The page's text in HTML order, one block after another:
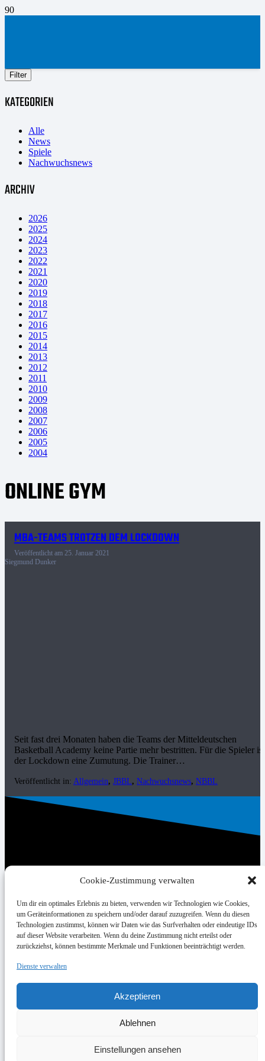
Cookie-Zustimmung verwalten
Um dir ein optimales Erlebnis zu bieten, verwenden wir Technologien wie Cookies,
um Geräteinformationen zu speichern und/oder darauf zuzugreifen. Wenn du diesen
Technologien zustimmst, können wir Daten wie das Surfverhalten oder eindeutige IDs
auf dieser Website verarbeiten. Wenn du deine Zustimmung nicht erteilst oder
zurückziehst, können bestimmte Merkmale und Funktionen beeinträchtigt werden.
Dienste verwalten
Akzeptieren
Ablehnen
Einstellungen ansehen
Filter
KATEGORIEN
Alle
News
Spiele
Nachwuchsnews
ARCHIV
2026
2025
2024
2023
2022
2021
2020
2019
2018
2017
2016
2015
2014
2013
2012
2011
2010
2009
2008
2007
2006
2005
2004
ONLINE GYM
MBA-TEAMS TROTZEN DEM LOCKDOWN
Veröffentlicht am 25. Januar 2021
Siegmund Dunker
Seit fast drei Monaten haben die Teams der Mitteldeutschen
Basketball Academy keine Partie mehr bestritten. Für die Spieler ist
der Lockdown eine Zumutung. Die Trainer…
Veröffentlicht in: Allgemein, JBBL, Nachwuchsnews, NBBL
UNSER HAUPTSPONSOR
WEITERE SPONSOREN
Der SYNTAINICS MBC live und auf Abruf bei Dyn